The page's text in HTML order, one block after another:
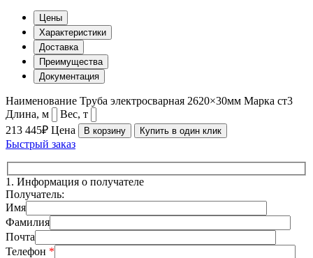
Цены
Характеристики
Доставка
Преимущества
Документация
Наименование Труба электросварная 2620×30мм Марка ст3
Длина, м
Вес, т
213 445₽ Цена В корзину Купить в один клик
Быстрый заказ
1. Информация о получателе
Получатель:
Имя
Фамилия
Почта
Телефон *